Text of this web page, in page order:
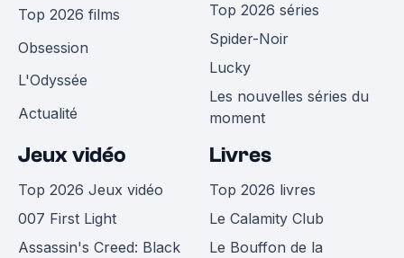
Top 2026 films
Obsession
L'Odyssée
Actualité
Top 2026 séries
Spider-Noir
Lucky
Les nouvelles séries du
moment
Jeux vidéo
Top 2026 Jeux vidéo
007 First Light
Assassin's Creed: Black
Livres
Top 2026 livres
Le Calamity Club
Le Bouffon de la